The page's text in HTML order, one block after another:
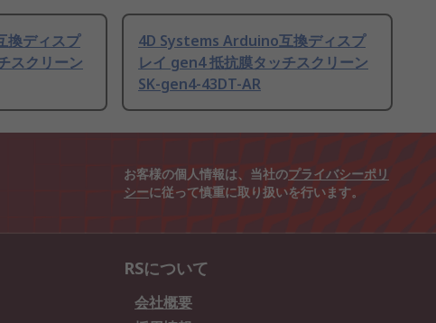
換ディスプ
スクリーン
4D Systems Arduino互換ディスプ
レイ gen4 抵抗膜タッチスクリーン
SK-gen4-43DT-AR
お客様の個人情報は、当社のプライバシーポリ
シーに従って慎重に取り扱いを行います。
RSについて
会社概要